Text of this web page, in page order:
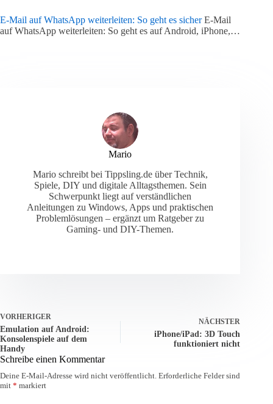
E-Mail auf WhatsApp weiterleiten: So geht es sicherE-Mail
auf WhatsApp weiterleiten: So geht es auf Android, iPhone,…
Mario
Mario schreibt bei Tippsling.de über Technik,
Spiele, DIY und digitale Alltagsthemen. Sein
Schwerpunkt liegt auf verständlichen
Anleitungen zu Windows, Apps und praktischen
Problemlösungen – ergänzt um Ratgeber zu
Gaming- und DIY-Themen.
VORHERIGER
Emulation auf Android:
Konsolenspiele auf dem
Handy
NÄCHSTER
iPhone/iPad: 3D Touch
funktioniert nicht
Schreibe einen Kommentar
Deine E-Mail-Adresse wird nicht veröffentlicht. Erforderliche Felder sind
mit * markiert